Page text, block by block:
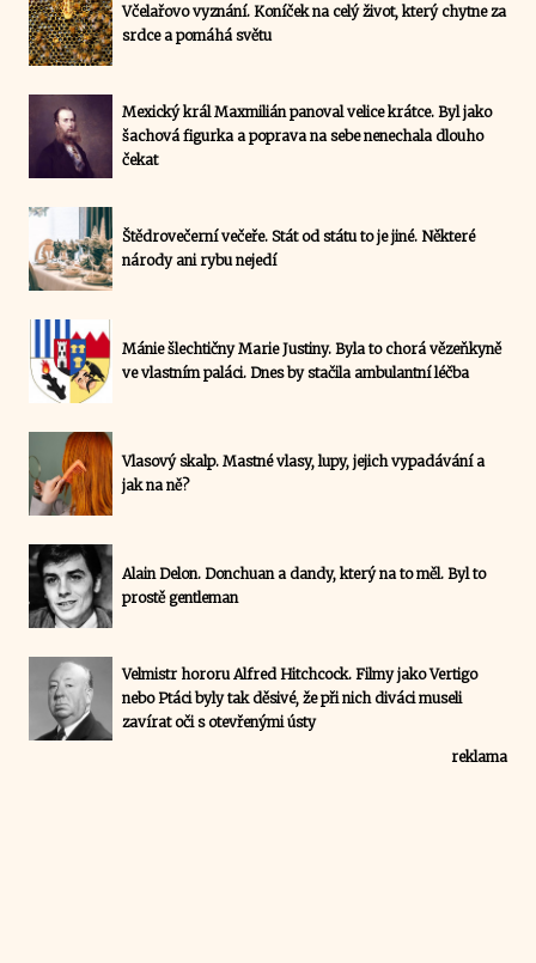
Včelařovo vyznání. Koníček na celý život, který chytne za
srdce a pomáhá světu
Mexický král Maxmilián panoval velice krátce. Byl jako
šachová figurka a poprava na sebe nenechala dlouho
čekat
Štědrovečerní večeře. Stát od státu to je jiné. Některé
národy ani rybu nejedí
Mánie šlechtičny Marie Justiny. Byla to chorá vězeňkyně
ve vlastním paláci. Dnes by stačila ambulantní léčba
Vlasový skalp. Mastné vlasy, lupy, jejich vypadávání a
jak na ně?
Alain Delon. Donchuan a dandy, který na to měl. Byl to
prostě gentleman
Velmistr hororu Alfred Hitchcock. Filmy jako Vertigo
nebo Ptáci byly tak děsivé, že při nich diváci museli
zavírat oči s otevřenými ústy
reklama